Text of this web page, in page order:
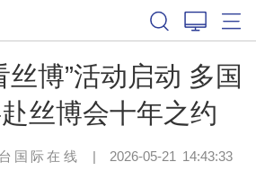
丝博”活动启动 多国
丝博会十年之约
国际在线 | 2026-05-21 14:43:33